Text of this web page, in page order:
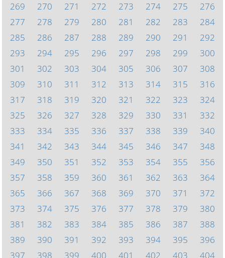
269
270 271 272 273 274 275
276
277
278 279 280 281 282 283
284
285
286 287 288 289 290 291
292
293
294 295 296 297 298 299
300
301
302 303 304 305 306 307
308
309
310 311 312 313 314 315
316
317
318 319 320 321 322 323
324
325
326 327 328 329 330 331
332
333
334 335 336 337 338 339
340
341
342 343 344 345 346 347
348
349
350 351 352 353 354 355
356
357
358 359 360 361 362 363
364
365
366 367 368 369 370 371
372
373
374 375 376 377 378 379
380
381
382 383 384 385 386 387
388
389
390 391 392 393 394 395
396
397
398 399 400 401 402 403 404